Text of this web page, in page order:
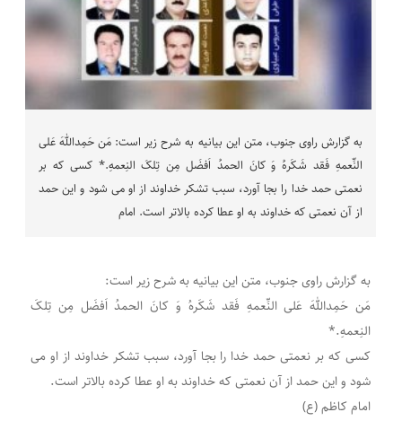
به گزارش راوی جنوب، متن این بیانیه به شرح زیر است: مَن حَمِداللهَ عَلی
النِّعمهِ فَقد شَکَرهُ وَ کانَ الحمدُ اَفضَل مِن تِلکَ النِعمهِ.* کسی که بر
نعمتی حمد خدا را بجا آورد، سبب تشکر خداوند از او می شود و این حمد
از آن نعمتی که خداوند به او عطا کرده بالاتر است. امام
به گزارش راوی جنوب، متن این بیانیه به شرح زیر است:
مَن حَمِداللهَ عَلی النِّعمهِ فَقد شَکَرهُ وَ کانَ الحمدُ اَفضَل مِن تِلکَ
النِعمهِ.*
کسی که بر نعمتی حمد خدا را بجا آورد، سبب تشکر خداوند از او می
شود و این حمد از آن نعمتی که خداوند به او عطا کرده بالاتر است.
امام کاظم (ع)